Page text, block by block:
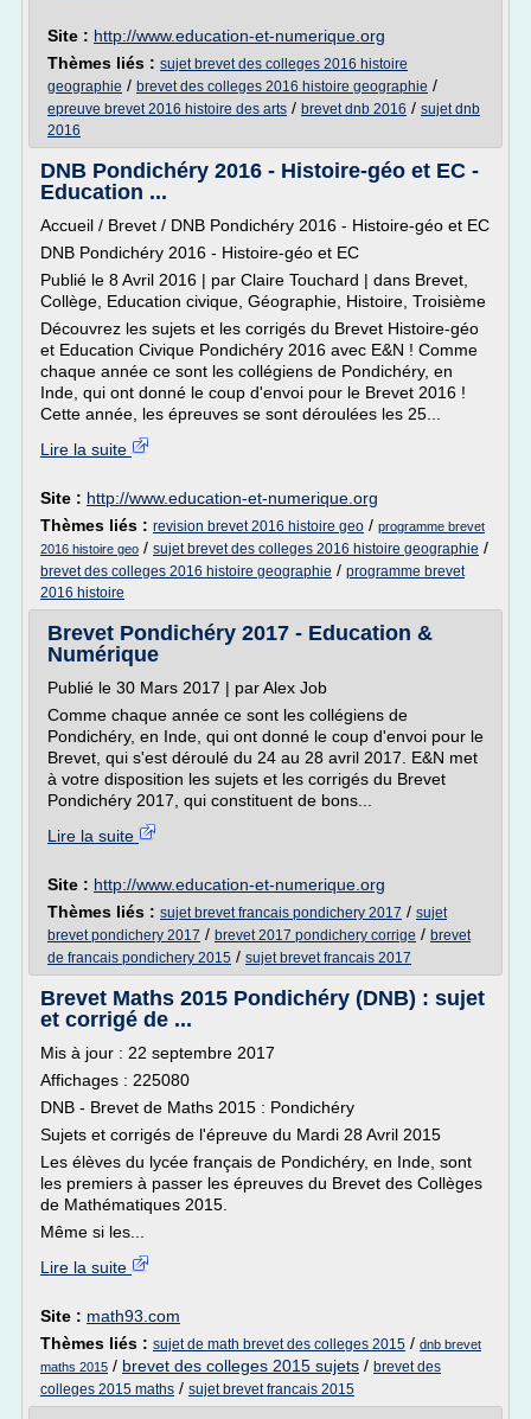
Site : http://www.education-et-numerique.org
Thèmes liés : sujet brevet des colleges 2016 histoire
geographie / brevet des colleges 2016 histoire geographie /
epreuve brevet 2016 histoire des arts / brevet dnb 2016 / sujet dnb
2016
DNB Pondichéry 2016 - Histoire-géo et EC -
Education ...
Accueil / Brevet / DNB Pondichéry 2016 - Histoire-géo et EC
DNB Pondichéry 2016 - Histoire-géo et EC
Publié le 8 Avril 2016 | par Claire Touchard | dans Brevet,
Collège, Education civique, Géographie, Histoire, Troisième
Découvrez les sujets et les corrigés du Brevet Histoire-géo
et Education Civique Pondichéry 2016 avec E&N ! Comme
chaque année ce sont les collégiens de Pondichéry, en
Inde, qui ont donné le coup d'envoi pour le Brevet 2016 !
Cette année, les épreuves se sont déroulées les 25...
Lire la suite
Site : http://www.education-et-numerique.org
Thèmes liés : revision brevet 2016 histoire geo / programme brevet
2016 histoire geo / sujet brevet des colleges 2016 histoire geographie /
brevet des colleges 2016 histoire geographie / programme brevet
2016 histoire
Brevet Pondichéry 2017 - Education &
Numérique
Publié le 30 Mars 2017 | par Alex Job
Comme chaque année ce sont les collégiens de
Pondichéry, en Inde, qui ont donné le coup d'envoi pour le
Brevet, qui s'est déroulé du 24 au 28 avril 2017. E&N met
à votre disposition les sujets et les corrigés du Brevet
Pondichéry 2017, qui constituent de bons...
Lire la suite
Site : http://www.education-et-numerique.org
Thèmes liés : sujet brevet francais pondichery 2017 / sujet
brevet pondichery 2017 / brevet 2017 pondichery corrige / brevet
de francais pondichery 2015 / sujet brevet francais 2017
Brevet Maths 2015 Pondichéry (DNB) : sujet
et corrigé de ...
Mis à jour : 22 septembre 2017
Affichages : 225080
DNB - Brevet de Maths 2015 : Pondichéry
Sujets et corrigés de l'épreuve du Mardi 28 Avril 2015
Les élèves du lycée français de Pondichéry, en Inde, sont
les premiers à passer les épreuves du Brevet des Collèges
de Mathématiques 2015.
Même si les...
Lire la suite
Site : math93.com
Thèmes liés : sujet de math brevet des colleges 2015 / dnb brevet
maths 2015 / brevet des colleges 2015 sujets / brevet des
colleges 2015 maths / sujet brevet francais 2015